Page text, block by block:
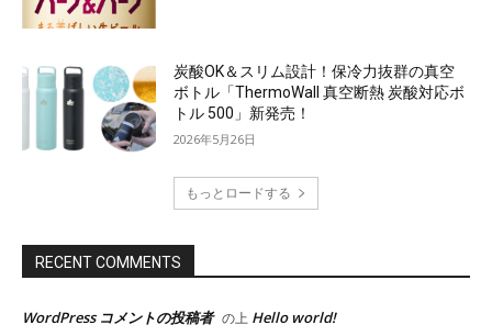
炭酸OK＆スリム設計！保冷力抜群の真空
ボトル「ThermoWall 真空断熱 炭酸対応ボ
トル 500」新発売！
2026年5月26日
もっとロードする
RECENT COMMENTS
WordPress コメントの投稿者 の上 Hello world!